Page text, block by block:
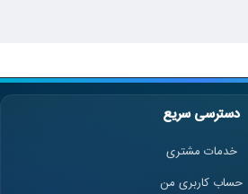
دسترسی سریع
خدمات مشتری
حساب کاربری من